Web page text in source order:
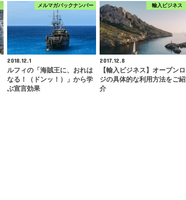
メルマガバックナンバー
2018.12.1
ルフィの「海賊王に、おれは
なる！（ドンッ！）」から学
ぶ宣言効果
輸入ビジネス
2017.12.8
【輸入ビジネス】オープンロ
ジの具体的な利用方法をご紹
介